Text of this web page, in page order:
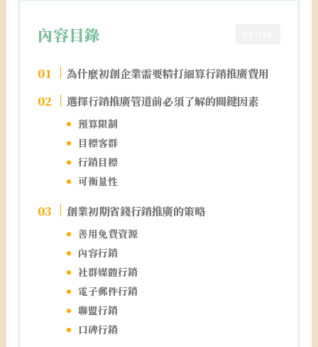
內容目錄
為什麼初創企業需要精打細算行銷推廣費用
選擇行銷推廣管道前必須了解的關鍵因素
預算限制
目標客群
行銷目標
可衡量性
創業初期省錢行銷推廣的策略
善用免費資源
內容行銷
社群媒體行銷
電子郵件行銷
聯盟行銷
口碑行銷